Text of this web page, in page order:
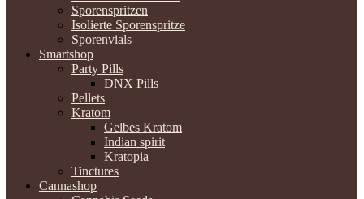
Sporenspritzen
Isolierte Sporenspritze
Sporenvials
Smartshop
Party Pills
DNX Pills
Pellets
Kratom
Gelbes Kratom
Indian spirit
Kratopia
Tinctures
Cannashop